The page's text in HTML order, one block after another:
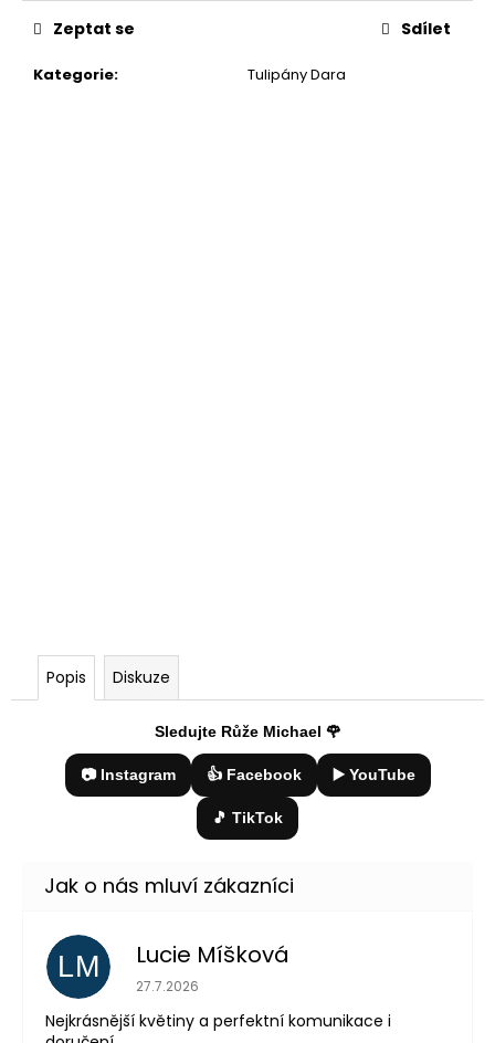
Kategorie: Tulipány Dara
Zeptat se Sdílet
Popis Diskuze
Sledujte Růže Michael 🌹
📷 Instagram 👍 Facebook ▶️ YouTube
🎵 TikTok
LM Lucie Míšková
Hodnocení obchodu je 5 z 5 hvězdiček.
27.7.2026
Nejkrásnější květiny a perfektní komunikace i